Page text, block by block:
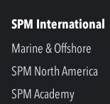
SPM International
Marine & Offshore
SPM North America
SPM Academy